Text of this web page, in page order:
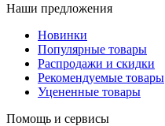
Наши предложения
Новинки
Популярные товары
Распродажи и скидки
Рекомендуемые товары
Уцененные товары
Помощь и сервисы